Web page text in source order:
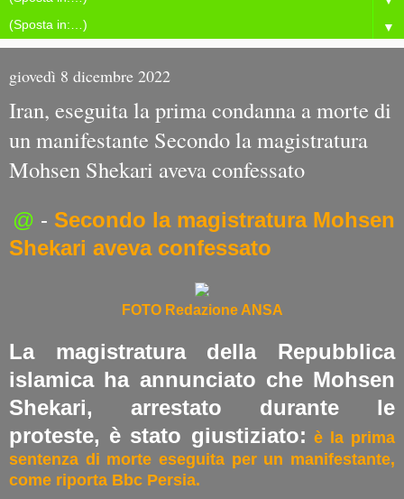
▼
giovedì 8 dicembre 2022
Iran, eseguita la prima condanna a morte di
un manifestante Secondo la magistratura
Mohsen Shekari aveva confessato
@ - Secondo la magistratura Mohsen
Shekari aveva confessato
FOTO Redazione ANSA
La magistratura della Repubblica
islamica ha annunciato che Mohsen
Shekari, arrestato durante le
proteste, è stato giustiziato: è la prima
sentenza di morte eseguita per un manifestante,
come riporta Bbc Persia.